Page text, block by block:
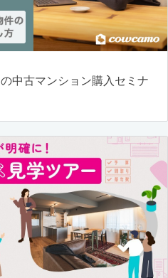
中古マンション購入セミナ